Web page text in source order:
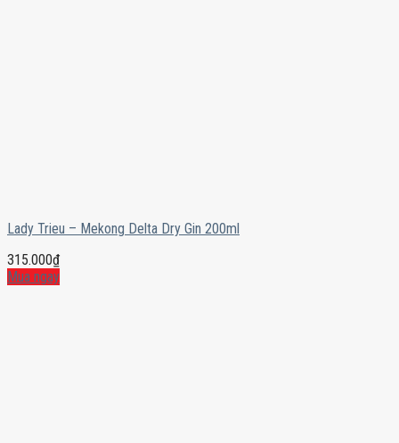
Lady Trieu – Mekong Delta Dry Gin 200ml
315.000₫
Mua ngay